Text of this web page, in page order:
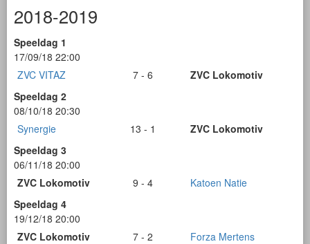
2018-2019
Speeldag 1
17/09/18 22:00
ZVC VITAZ
7 - 6
ZVC Lokomotiv
Speeldag 2
08/10/18 20:30
Synergie
13 - 1
ZVC Lokomotiv
Speeldag 3
06/11/18 20:00
ZVC Lokomotiv
9 - 4
Katoen Natie
Speeldag 4
19/12/18 20:00
ZVC Lokomotiv
7 - 2
Forza Mertens